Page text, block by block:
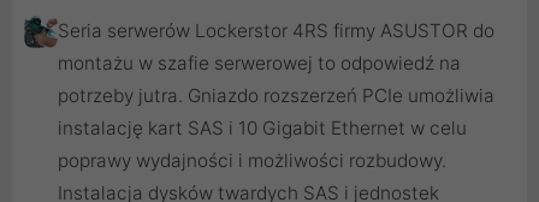
Seria serwerów Lockerstor 4RS firmy ASUSTOR do
montażu w szafie serwerowej to odpowiedź na
potrzeby jutra. Gniazdo rozszerzeń PCIe umożliwia
instalację kart SAS i 10 Gigabit Ethernet w celu
poprawy wydajności i możliwości rozbudowy.
Instalacja dysków twardych SAS i jednostek